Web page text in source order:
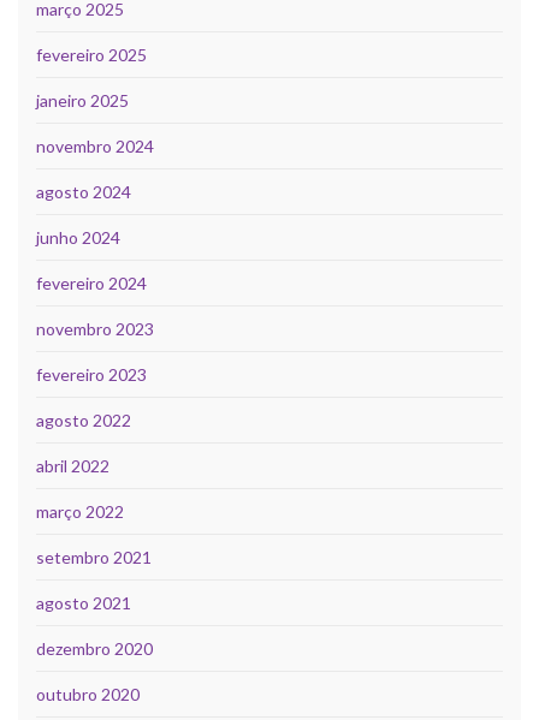
março 2025
fevereiro 2025
janeiro 2025
novembro 2024
agosto 2024
junho 2024
fevereiro 2024
novembro 2023
fevereiro 2023
agosto 2022
abril 2022
março 2022
setembro 2021
agosto 2021
dezembro 2020
outubro 2020